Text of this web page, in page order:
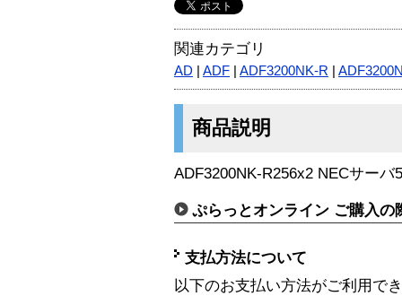
関連カテゴリ
AD ADF ADF3200NK-R
商品説明
ADF3200NK-R256x2 NECサーバ
ぷらっとオンライン ご購入の
支払方法について
以下のお支払い方法がご利用で